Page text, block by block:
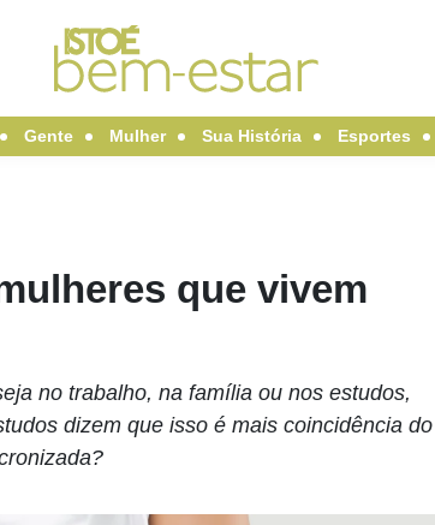
Gente Mulher Sua História Esportes
que vivem
no trabalho, na família ou nos estudos,
dizem que isso é mais coincidência do